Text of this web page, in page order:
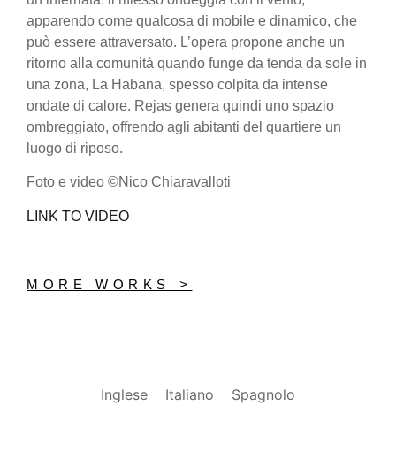
apparendo come qualcosa di mobile e dinamico, che
può essere attraversato. L’opera propone anche un
ritorno alla comunità quando funge da tenda da sole in
una zona, La Habana, spesso colpita da intense
ondate di calore. Rejas genera quindi uno spazio
ombreggiato, offrendo agli abitanti del quartiere un
luogo di riposo.
Foto e video ©Nico Chiaravalloti
LINK TO VIDEO
MORE WORKS >
Inglese Italiano Spagnolo